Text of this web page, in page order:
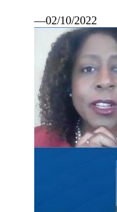
—02/10/2022